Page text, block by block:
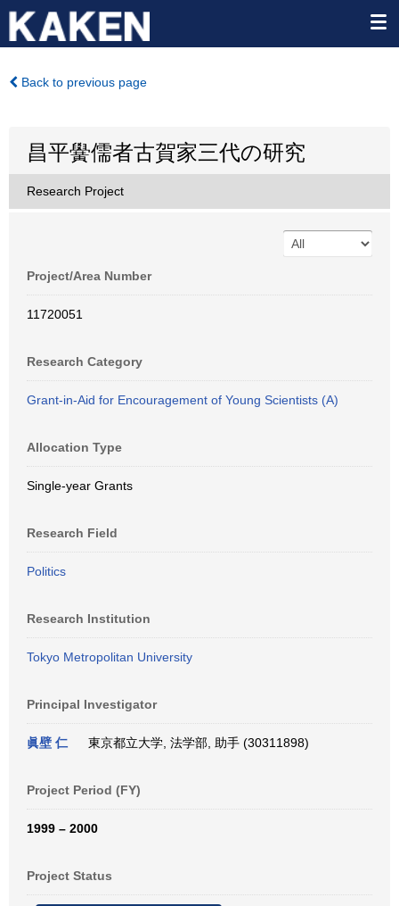
Back to previous page
昌平黌儒者古賀家三代の研究
Research Project
Project/Area Number
11720051
Research Category
Grant-in-Aid for Encouragement of Young Scientists (A)
Allocation Type
Single-year Grants
Research Field
Politics
Research Institution
Tokyo Metropolitan University
Principal Investigator
眞壁 仁 東京都立大学, 法学部, 助手 (30311898)
Project Period (FY)
1999 – 2000
Project Status